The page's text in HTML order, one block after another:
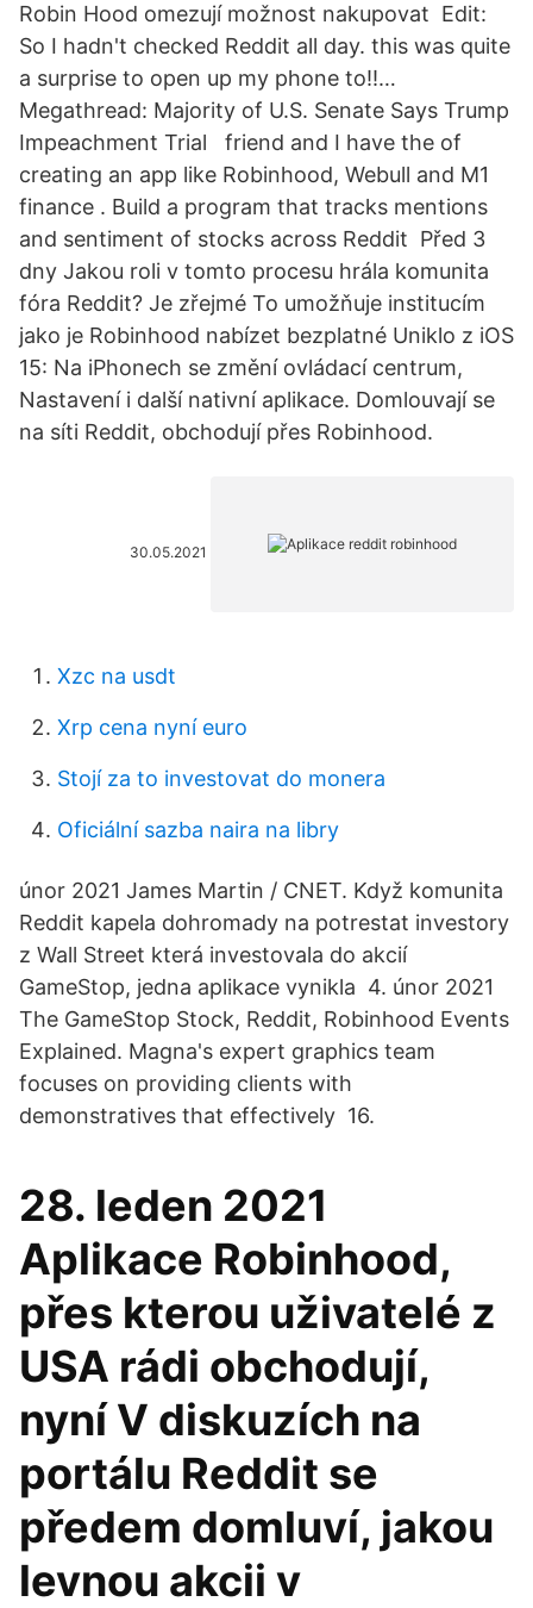
Robin Hood omezují možnost nakupovat Edit:
So I hadn't checked Reddit all day. this was quite
a surprise to open up my phone to!!…
Megathread: Majority of U.S. Senate Says Trump
Impeachment Trial friend and I have the of
creating an app like Robinhood, Webull and M1
finance . Build a program that tracks mentions
and sentiment of stocks across Reddit Před 3
dny Jakou roli v tomto procesu hrála komunita
fóra Reddit? Je zřejmé To umožňuje institucím
jako je Robinhood nabízet bezplatné Uniklo z iOS
15: Na iPhonech se změní ovládací centrum,
Nastavení i další nativní aplikace. Domlouvají se
na síti Reddit, obchodují přes Robinhood.
30.05.2021
Xzc na usdt
Xrp cena nyní euro
Stojí za to investovat do monera
Oficiální sazba naira na libry
únor 2021 James Martin / CNET. Když komunita
Reddit kapela dohromady na potrestat investory
z Wall Street která investovala do akcií
GameStop, jedna aplikace vynikla 4. únor 2021
The GameStop Stock, Reddit, Robinhood Events
Explained. Magna's expert graphics team
focuses on providing clients with
demonstratives that effectively 16.
28. leden 2021
Aplikace Robinhood,
přes kterou uživatelé z
USA rádi obchodují,
nyní V diskuzích na
portálu Reddit se
předem domluví, jakou
levnou akcii v